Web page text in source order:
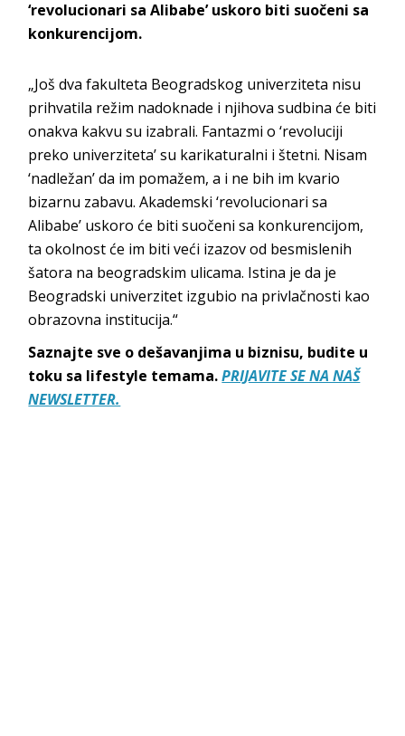
‘revolucionari sa Alibabe’ uskoro biti suočeni sa
konkurencijom.
„Još dva fakulteta Beogradskog univerziteta nisu
prihvatila režim nadoknade i njihova sudbina će biti
onakva kakvu su izabrali. Fantazmi o ‘revoluciji
preko univerziteta’ su karikaturalni i štetni. Nisam
‘nadležan’ da im pomažem, a i ne bih im kvario
bizarnu zabavu. Akademski ‘revolucionari sa
Alibabe’ uskoro će biti suočeni sa konkurencijom,
ta okolnost će im biti veći izazov od besmislenih
šatora na beogradskim ulicama. Istina je da je
Beogradski univerzitet izgubio na privlačnosti kao
obrazovna institucija.“
Saznajte sve o dešavanjima u biznisu, budite u
toku sa lifestyle temama.PRIJAVITE SE NA NAŠ
NEWSLETTER.